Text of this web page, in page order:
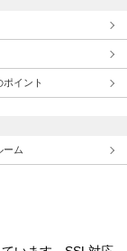
ポイント
ーム